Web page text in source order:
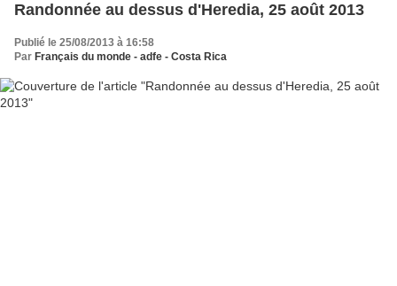
Randonnée au dessus d'Heredia, 25 août 2013
Publié le 25/08/2013 à 16:58
Par Français du monde - adfe - Costa Rica